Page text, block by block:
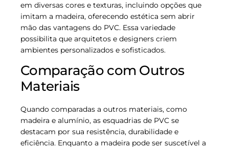
em diversas cores e texturas, incluindo opções que
imitam a madeira, oferecendo estética sem abrir
mão das vantagens do PVC. Essa variedade
possibilita que arquitetos e designers criem
ambientes personalizados e sofisticados.
Comparação com Outros
Materiais
Quando comparadas a outros materiais, como
madeira e alumínio, as esquadrias de PVC se
destacam por sua resistência, durabilidade e
eficiência. Enquanto a madeira pode ser suscetível a